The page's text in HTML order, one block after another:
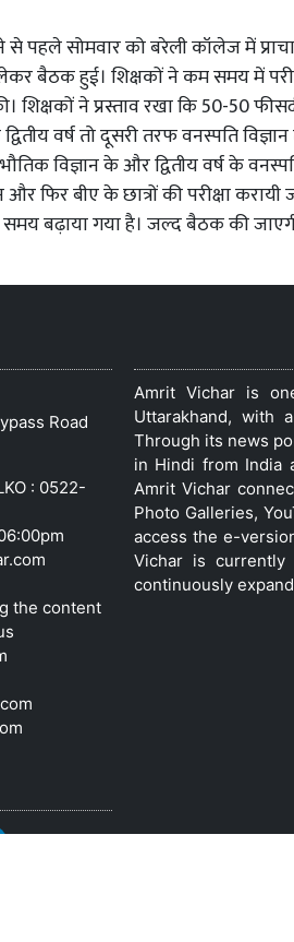
से पहले सोमवार को बरेली कॉलेज में
लेकर बैठक हुई। शिक्षकों ने कम समय में
ने प्रस्ताव रखा कि 50-50
वर्ष तो दूसरी तरफ वनस्पति
विज्ञान के और द्वितीय वर्ष के
फिर बीए के छात्रों की परीक्षा करायी
बढ़ाया गया है। जल्द बैठक की
Road
: 0522-
the content
Amrit Vichar is
Uttarakhand, with
Through its news
in Hindi from India
Amrit Vichar
Photo Galleries,
access the e-
Vichar is currently
continuously